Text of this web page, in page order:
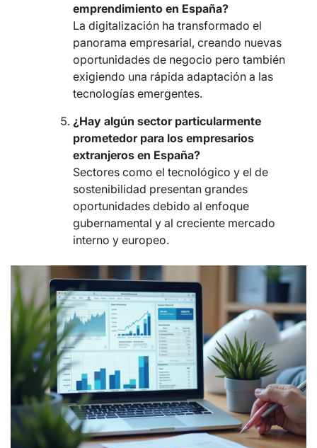
emprendimiento en España?
La digitalización ha transformado el
panorama empresarial, creando nuevas
oportunidades de negocio pero también
exigiendo una rápida adaptación a las
tecnologías emergentes.
¿Hay algún sector particularmente
prometedor para los empresarios
extranjeros en España?
Sectores como el tecnológico y el de
sostenibilidad presentan grandes
oportunidades debido al enfoque
gubernamental y al creciente mercado
interno y europeo.